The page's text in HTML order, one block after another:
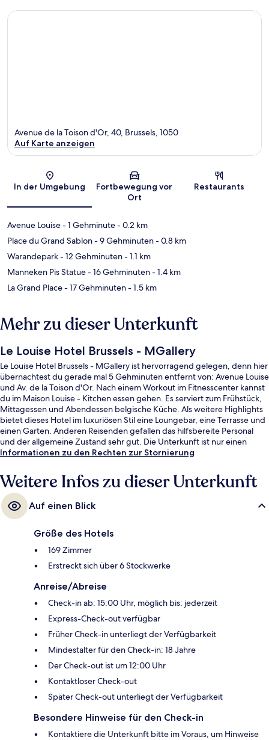
Karte
Avenue de la Toison d'Or, 40, Brussels, 1050
Auf Karte anzeigen
In der Umgebung
Fortbewegung vor
Ort
Restaurants
Avenue Louise- 1 Gehminute- 0.2 km
Place du Grand Sablon- 9 Gehminuten- 0.8 km
Warandepark- 12 Gehminuten- 1.1 km
Manneken Pis Statue- 16 Gehminuten- 1.4 km
La Grand Place- 17 Gehminuten- 1.5 km
Mehr zu dieser Unterkunft
Le Louise Hotel Brussels - MGallery
Le Louise Hotel Brussels - MGallery ist hervorragend gelegen, denn hier
übernachtest du gerade mal 5 Gehminuten entfernt von: Avenue Louise
und Av. de la Toison d'Or. Nach einem Workout im Fitnesscenter kannst
du im Maison Louise - Kitchen essen gehen. Es serviert zum Frühstück,
Mittagessen und Abendessen belgische Küche. Als weitere Highlights
bietet dieses Hotel im luxuriösen Stil eine Loungebar, eine Terrasse und
einen Garten. Anderen Reisenden gefallen das hilfsbereite Personal
und der allgemeine Zustand sehr gut. Die Unterkunft ist nur einen
kurzen Fußmarsch von den öffentlichen Verkehrsmitteln entfernt: Bis
Minuten (Straßenbahnhaltestelle Poelaert).
Informationen zu den Rechten zur Stornierung
Weitere Infos zu dieser Unterkunft
Auf einen Blick
Größe des Hotels
169 Zimmer
Erstreckt sich über 6 Stockwerke
Anreise/Abreise
Check-in ab: 15:00 Uhr, möglich bis: jederzeit
Express-Check-out verfügbar
Früher Check-in unterliegt der Verfügbarkeit
Mindestalter für den Check-in: 18 Jahre
Der Check-out ist um 12:00 Uhr
Kontaktloser Check-out
Später Check-out unterliegt der Verfügbarkeit
Besondere Hinweise für den Check-in
Kontaktiere die Unterkunft bitte im Voraus, um Hinweise